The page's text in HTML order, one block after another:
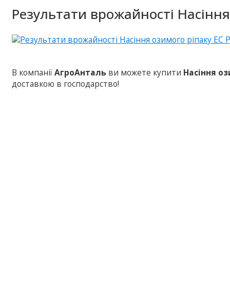
Результати врожайності
В компаніїАгроАнталь ви можете купити Насіння
доставкою в господарство!